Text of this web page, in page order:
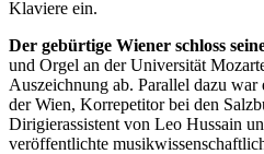
Klaviere ein.
Der gebürtige Wiener schloss
und Orgel an der Universität
Auszeichnung ab. Parallel dazu war
der Wien, Korrepetitor bei den
Dirigierassistent von Leo Hussain
veröffentlichte